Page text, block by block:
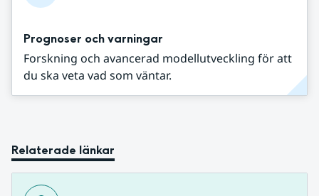
Prognoser och varningar
Forskning och avancerad modellutveckling för att
du ska veta vad som väntar.
Relaterade länkar